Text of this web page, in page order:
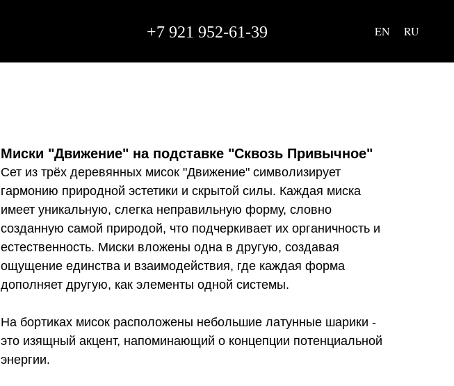
+7 921 952-61-39 EN RU
Миски "Движение" на подставке "Сквозь Привычное"
Сет из трёх деревянных мисок "Движение" символизирует
гармонию природной эстетики и скрытой силы. Каждая миска
имеет уникальную, слегка неправильную форму, словно
созданную самой природой, что подчеркивает их органичность и
естественность. Миски вложены одна в другую, создавая
ощущение единства и взаимодействия, где каждая форма
дополняет другую, как элементы одной системы.
Ha бортиках мисок расположены небольшие латунные шарики -
это изящный акцент, напоминающий о концепции потенциальной
энергии.